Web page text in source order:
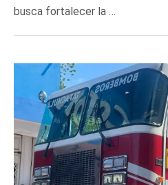
busca fortalecer la …